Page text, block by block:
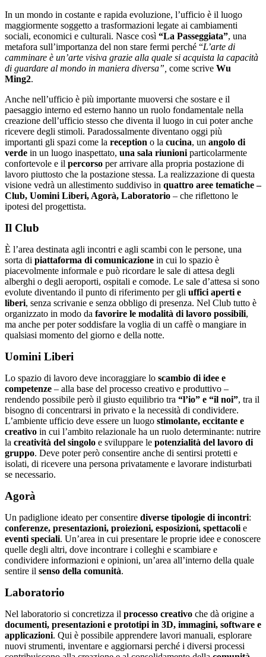
In un mondo in costante e rapida evoluzione, l’ufficio è il luogo
maggiormente soggetto a trasformazioni legate ai cambiamenti
sociali, economici e culturali. Nasce così “La Passeggiata”, una
metafora sull’importanza del non stare fermi perché “L’arte di
camminare è un’arte visiva grazie alla quale si acquista la capacità
di guardare al mondo in maniera diversa”, come scrive Wu
Ming2.
Anche nell’ufficio è più importante muoversi che sostare e il
paesaggio interno ed esterno hanno un ruolo fondamentale nella
creazione dell’ufficio stesso che diventa il luogo in cui poter anche
ricevere degli stimoli. Paradossalmente diventano oggi più
importanti gli spazi come la reception o la cucina, un angolo di
verde in un luogo inaspettato, una sala riunioni particolarmente
confortevole e il percorso per arrivare alla propria postazione di
lavoro piuttosto che la postazione stessa. La realizzazione di questa
visione vedrà un allestimento suddiviso in quattro aree tematiche –
Club, Uomini Liberi, Agorà, Laboratorio – che riflettono le
ipotesi del progettista.
Il Club
È l’area destinata agli incontri e agli scambi con le persone, una
sorta di piattaforma di comunicazione in cui lo spazio è
piacevolmente informale e può ricordare le sale di attesa degli
alberghi o degli aeroporti, ospitali e comode. Le sale d’attesa si sono
evolute diventando il punto di riferimento per gli uffici aperti e
liberi, senza scrivanie e senza obbligo di presenza. Nel Club tutto è
organizzato in modo da favorire le modalità di lavoro possibili,
ma anche per poter soddisfare la voglia di un caffè o mangiare in
qualsiasi momento del giorno e della notte.
Uomini Liberi
Lo spazio di lavoro deve incoraggiare lo scambio di idee e
competenze – alla base del processo creativo e produttivo –
rendendo possibile però il giusto equilibrio tra “l’io” e “il noi”, tra il
bisogno di concentrarsi in privato e la necessità di condividere.
L’ambiente ufficio deve essere un luogo stimolante, eccitante e
creativo in cui l’ambito relazionale ha un ruolo determinante: nutrire
la creatività del singolo e sviluppare le potenzialità del lavoro di
gruppo. Deve poter però consentire anche di sentirsi protetti e
isolati, di ricevere una persona privatamente e lavorare indisturbati
se necessario.
Agorà
Un padiglione ideato per consentire diverse tipologie di incontri:
conferenze, presentazioni, proiezioni, esposizioni, spettacoli e
eventi speciali. Un’area in cui presentare le proprie idee e conoscere
quelle degli altri, dove incontrare i colleghi e scambiare e
condividere informazioni e opinioni, un’area all’interno della quale
sentire il senso della comunità.
Laboratorio
Nel laboratorio si concretizza il processo creativo che dà origine a
documenti, presentazioni e prototipi in 3D, immagini, software e
applicazioni. Qui è possibile apprendere lavori manuali, esplorare
nuovi strumenti, inventare e aggiornarsi perché i diversi processi